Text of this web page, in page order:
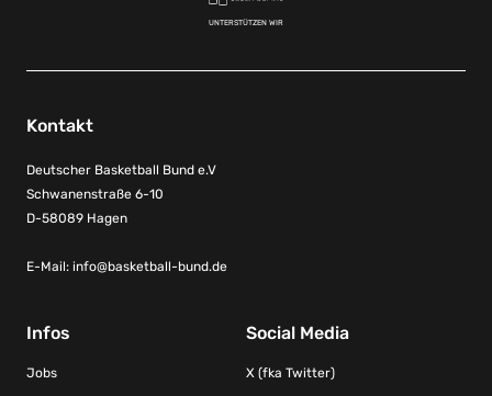
UNTERSTÜTZEN WIR
Kontakt
Deutscher Basketball Bund e.V
Schwanenstraße 6-10
D-58089 Hagen
E-Mail: info@basketball-bund.de
Infos
Jobs
Social Media
X (fka Twitter)